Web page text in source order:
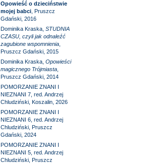
Opowieść o dzieciństwie
mojej babci, Pruszcz
Gdański, 2016
Dominika Kraska, STUDNIA
CZASU, czyli jak odnaleźć
zagubione wspomnienia,
Pruszcz Gdański, 2015
Dominika Kraska, Opowieści
magicznego Trójmiasta,
Pruszcz Gdański, 2014
POMORZANIE ZNANI I
NIEZNANI 7, red. Andrzej
Chludziński, Koszalin, 2026
POMORZANIE ZNANI I
NIEZNANI 6, red. Andrzej
Chludziński, Pruszcz
Gdański, 2024
POMORZANIE ZNANI I
NIEZNANI 5, red. Andrzej
Chludziński, Pruszcz